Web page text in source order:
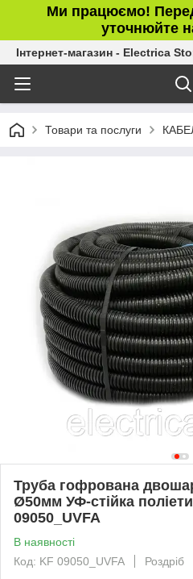
Ми працюємо!
уточнюйте
Інтернет-магазин - Electrica
Товари та послуги
Труба гофрована
Ø50мм УФ-стійка
09050_UVFA
В наявності
Код: KF 09050_UVFA
Роздріб